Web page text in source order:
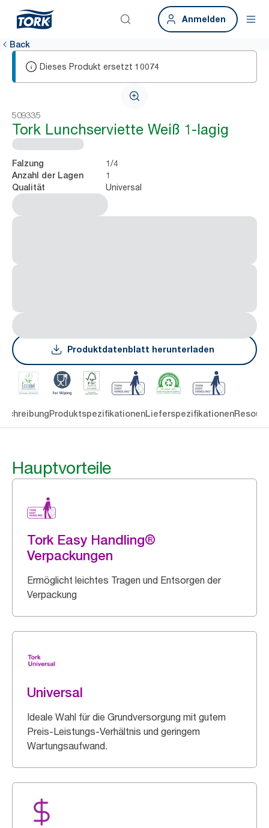
Anmelden
Back
Dieses Produkt ersetzt 10074
509335
Tork Lunchserviette Weiß 1-lagig
Falzung 1/4
Anzahl der Lagen 1
Qualität Universal
Produktdatenblatt herunterladen
ProduktspezifikationenLieferspezifikationen
Hauptvorteile
Tork Easy Handling®
Verpackungen
Ermöglicht leichtes Tragen und Entsorgen der
Verpackung
Universal
Ideale Wahl für die Grundversorgung mit gutem
Preis-Leistungs-Verhältnis und geringem
Wartungsaufwand.